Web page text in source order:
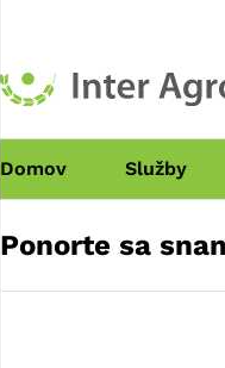
Domov Služby
Ponorte sa